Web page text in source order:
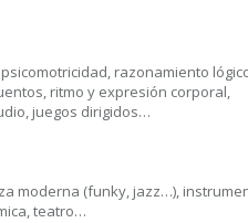
razonamiento
ritmo y expresión corporal,
juegos dirigidos…
moderna (funky, jazz…),
teatro…